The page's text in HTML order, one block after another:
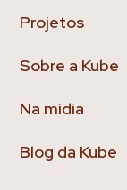
Projetos
Sobre a Kube
Na mídia
Blog da Kube